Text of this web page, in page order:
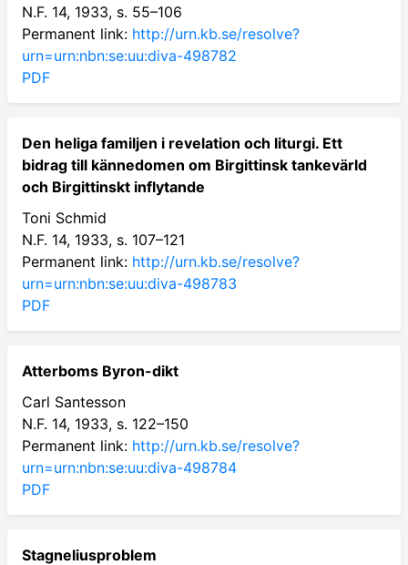
N.F. 14, 1933, s. 55–106
Permanent link: http://urn.kb.se/resolve?
urn=urn:nbn:se:uu:diva-498782
PDF
Den heliga familjen i revelation och liturgi. Ett
bidrag till kännedomen om Birgittinsk tankevärld
och Birgittinskt inflytande
Toni Schmid
N.F. 14, 1933, s. 107–121
Permanent link: http://urn.kb.se/resolve?
urn=urn:nbn:se:uu:diva-498783
PDF
Atterboms Byron-dikt
Carl Santesson
N.F. 14, 1933, s. 122–150
Permanent link: http://urn.kb.se/resolve?
urn=urn:nbn:se:uu:diva-498784
PDF
Stagneliusproblem